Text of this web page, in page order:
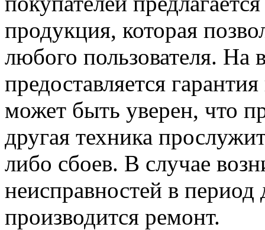
продукция, которая
любого пользователя. На
предоставляется
может быть уверен, что
другая техника
либо сбоев. В случае
неисправностей в период
производится ремонт.